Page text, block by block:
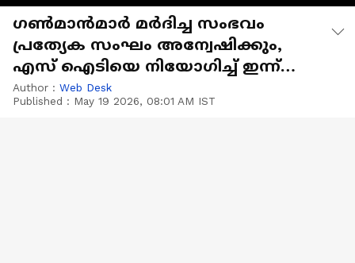
ഗൺമാൻമാർ മർദിച്ച സംഭവം
പ്രത്യേക സംഘം അന്വേഷിക്കും,
എസ് ഐടിയെ നിയോഗിച്ച് ഇന്ന്
ഉത്തരവ് വരും
Author : Web Desk
Published : May 19 2026, 08:01 AM IST